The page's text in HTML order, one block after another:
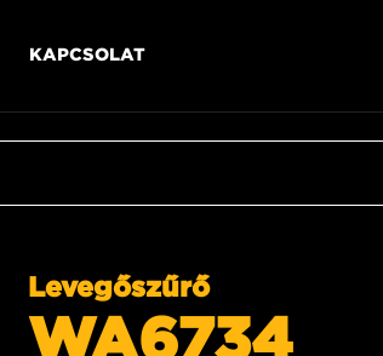
KAPCSOLAT
Levegőszűrő
WA6734